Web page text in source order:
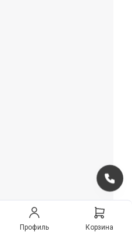
Профиль Корзина